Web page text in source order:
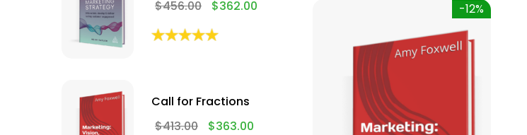
$456.00 $362.00
Call for Fractions
$413.00 $363.00
-12%